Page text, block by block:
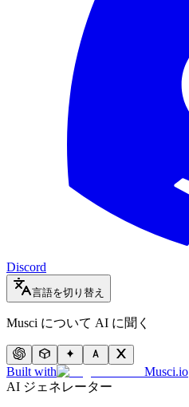
Discord
言語を切り替え
Musci について AI に聞く
Built with
Musci.io
AI ジェネレーター